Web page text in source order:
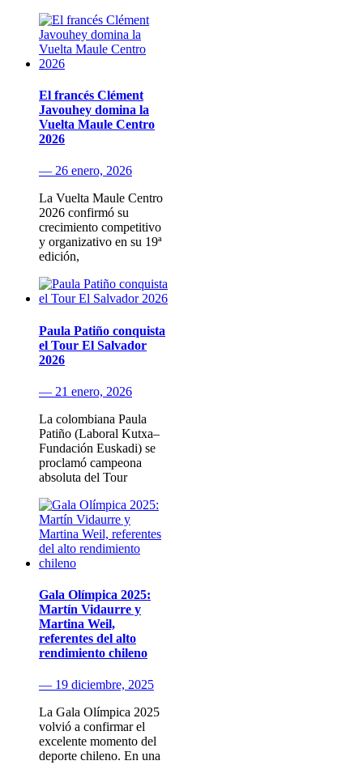
El francés Clément
Javouhey domina la
Vuelta Maule Centro
2026
— 26 enero, 2026
La Vuelta Maule Centro
2026 confirmó su
crecimiento competitivo
y organizativo en su 19ª
edición,
Paula Patiño conquista
el Tour El Salvador
2026
— 21 enero, 2026
La colombiana Paula
Patiño (Laboral Kutxa–
Fundación Euskadi) se
proclamó campeona
absoluta del Tour
Gala Olímpica 2025:
Martín Vidaurre y
Martina Weil,
referentes del alto
rendimiento chileno
— 19 diciembre, 2025
La Gala Olímpica 2025
volvió a confirmar el
excelente momento del
deporte chileno. En una